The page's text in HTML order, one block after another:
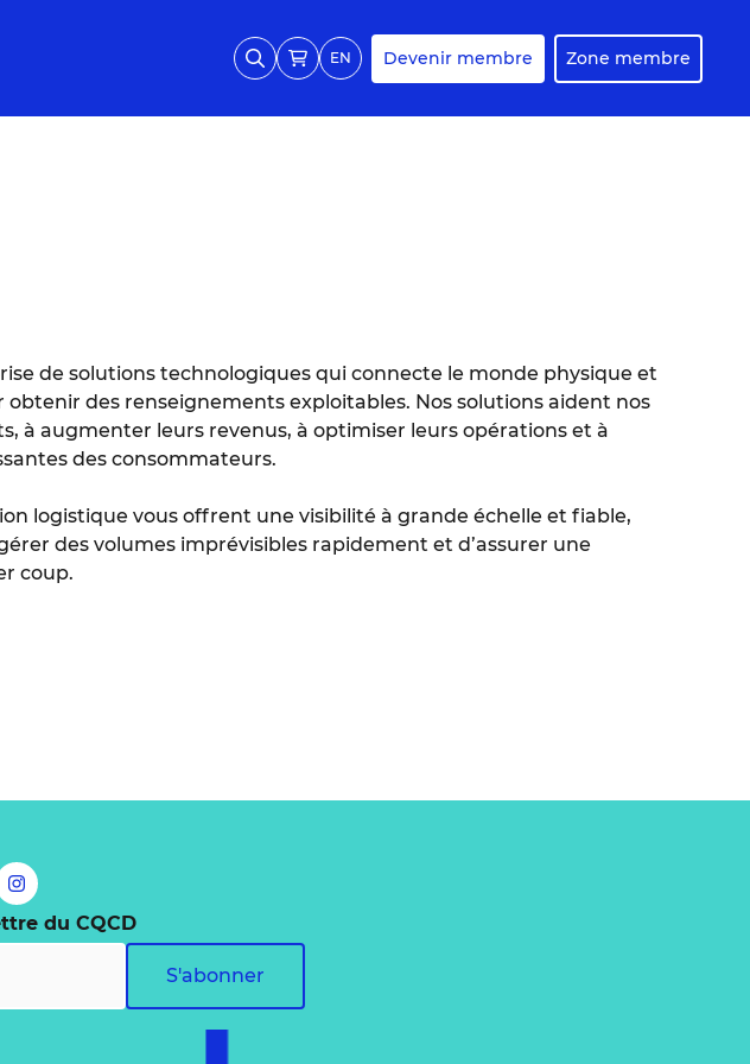
EN Devenir membre Zone membre
de solutions technologiques qui connecte le monde physique et
des renseignements exploitables. Nos solutions aident nos
à augmenter leurs revenus, à optimiser leurs opérations et à
des consommateurs.
logistique vous offrent une visibilité à grande échelle et fiable,
des volumes imprévisibles rapidement et d’assurer une
coup.
du CQCD
S'abonner